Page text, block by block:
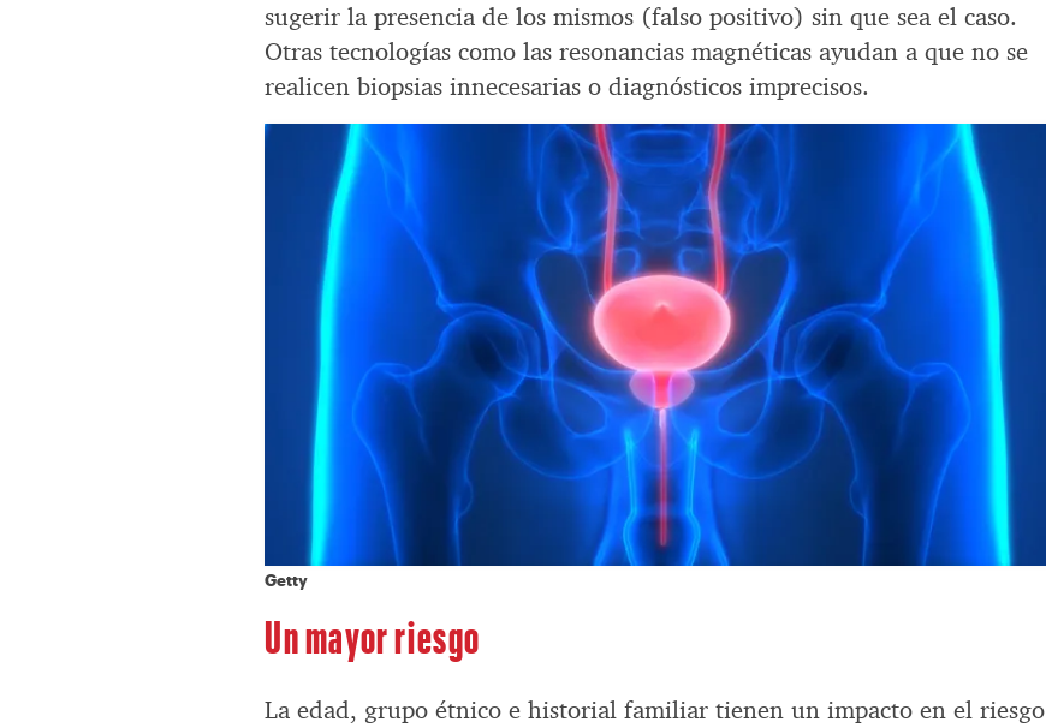
sugerir la presencia de los mismos (falso positivo) sin que sea el caso.
Otras tecnologías como las resonancias magnéticas ayudan a que no se
realicen biopsias innecesarias o diagnósticos imprecisos.
Getty
Un mayor riesgo
La edad, grupo étnico e historial familiar tienen un impacto en el riesgo